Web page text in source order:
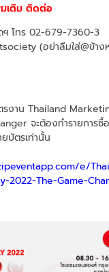
เติม ติดต่อ
ฯ โทร 02-679-7360-3
(อย่าลืมใส่@ข้าง
รงาน Thailand
จะต้องทำรายการซื้
บัตรเท่านั้น
e/
2022-The-Game-